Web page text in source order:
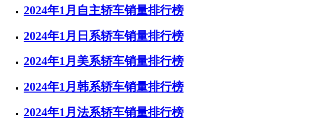
2024年1月自主轿车销量排行榜
2024年1月日系轿车销量排行榜
2024年1月美系轿车销量排行榜
2024年1月韩系轿车销量排行榜
2024年1月法系轿车销量排行榜